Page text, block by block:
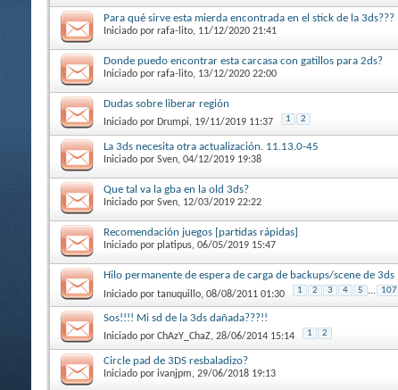
Para qué sirve esta mierda encontrada en el stick de la 3ds???
Iniciado por rafa-lito, 11/12/2020 21:41
Donde puedo encontrar esta carcasa con gatillos para 2ds?
Iniciado por rafa-lito, 13/12/2020 22:00
Dudas sobre liberar región
Iniciado por Drumpi, 19/11/2019 11:37 1 2
La 3ds necesita otra actualización. 11.13.0-45
Iniciado por Sven, 04/12/2019 19:38
Que tal va la gba en la old 3ds?
Iniciado por Sven, 12/03/2019 22:22
Recomendación juegos [partidas rápidas]
Iniciado por platipus, 06/05/2019 15:47
Hilo permanente de espera de carga de backups/scene de 3ds
Iniciado por tanuquillo, 08/08/2011 01:30 1 2 3 4 5 ... 107
Sos!!!! Mi sd de la 3ds dañada???!!
Iniciado por ChAzY_ChaZ, 28/06/2014 15:14 1 2
Circle pad de 3DS resbaladizo?
Iniciado por ivanjpm, 29/06/2018 19:13